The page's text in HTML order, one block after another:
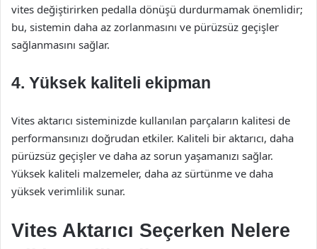
vites değiştirirken pedalla dönüşü durdurmamak önemlidir;
bu, sistemin daha az zorlanmasını ve pürüzsüz geçişler
sağlanmasını sağlar.
4. Yüksek kaliteli ekipman
Vites aktarıcı sisteminizde kullanılan parçaların kalitesi de
performansınızı doğrudan etkiler. Kaliteli bir aktarıcı, daha
pürüzsüz geçişler ve daha az sorun yaşamanızı sağlar.
Yüksek kaliteli malzemeler, daha az sürtünme ve daha
yüksek verimlilik sunar.
Vites Aktarıcı Seçerken Nelere